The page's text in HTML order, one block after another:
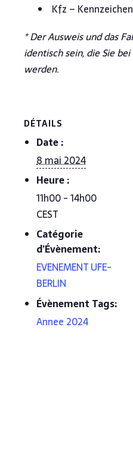
Kfz –
* Der Ausweis und das
identisch sein, die Sie
werden.
DÉTAILS
Date :
8 mai 2024
Heure :
11h00 - 14h00
CEST
Catégorie
d’Évènement:
EVENEMENT UFE-
BERLIN
Évènement Tags:
Annee 2024